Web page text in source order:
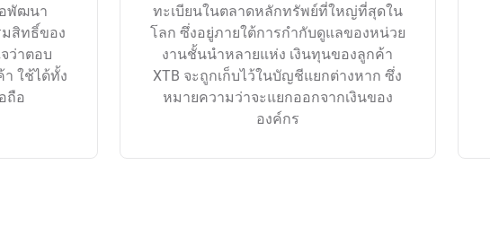
อพัฒนา
สิทธิ์ของ
ว่าตอบ
ใช้ได้ทั้ง
ถือ
ทะเบียนในตลาดหลักทรัพย์ที่ใหญ่ที่สุดใน
โลก ซึ่งอยู่ภายใต้การกำกับดูแลของหน่วย
งานชั้นนำหลายแห่ง เงินทุนของลูกค้า
XTB จะถูกเก็บไว้ในบัญชีแยกต่างหาก ซึ่ง
หมายความว่าจะแยกออกจากเงินของ
องค์กร